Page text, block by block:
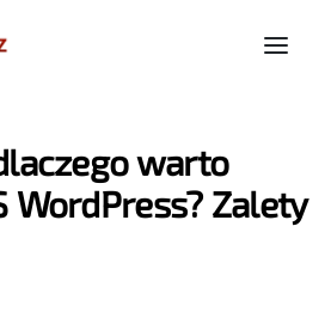
warto
WordPress? Zalety